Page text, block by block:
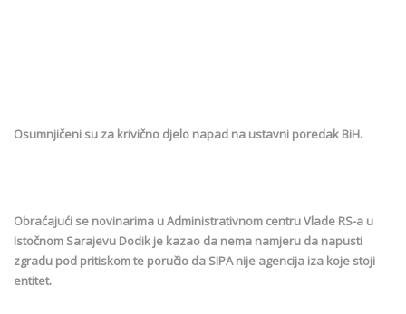
Osumnjičeni su za krivično djelo napad na ustavni poredak BiH.
Obraćajući se novinarima u Administrativnom centru Vlade RS-a u
Istočnom Sarajevu Dodik je kazao da nema namjeru da napusti
zgradu pod pritiskom te poručio da SIPA nije agencija iza koje stoji
entitet.